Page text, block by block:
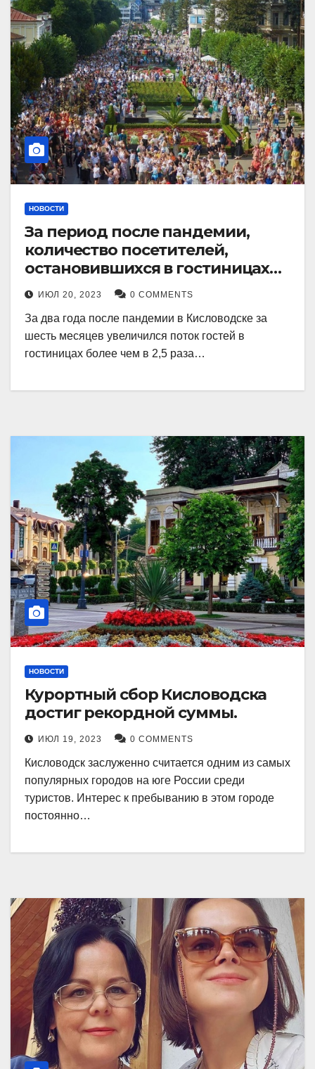
НОВОСТИ
За период после пандемии,
количество посетителей,
остановившихся в гостиницах
Кисловодска, выросло в 2,5 раза.
ИЮЛ 20, 2023 0 COMMENTS
За два года после пандемии в Кисловодске за
шесть месяцев увеличился поток гостей в
гостиницах более чем в 2,5 раза…
НОВОСТИ
Курортный сбор Кисловодска
достиг рекордной суммы.
ИЮЛ 19, 2023 0 COMMENTS
Кисловодск заслуженно считается одним из самых
популярных городов на юге России среди
туристов. Интерес к пребыванию в этом городе
постоянно…